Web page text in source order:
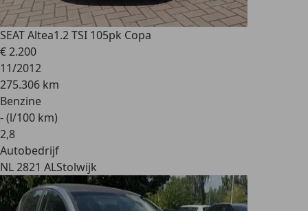
SEAT Altea1.2 TSI 105pk Copa
€ 2.200
11/2012
275.306 km
Benzine
- (l/100 km)
2,8
Autobedrijf
NL 2821 ALStolwijk